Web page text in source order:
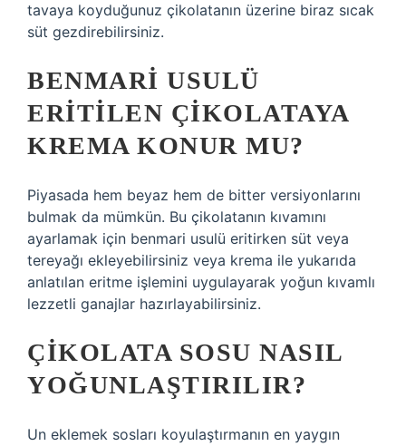
tavaya koyduğunuz çikolatanın üzerine biraz sıcak
süt gezdirebilirsiniz.
BENMARI USULÜ
ERITILEN ÇIKOLATAYA
KREMA KONUR MU?
Piyasada hem beyaz hem de bitter versiyonlarını
bulmak da mümkün. Bu çikolatanın kıvamını
ayarlamak için benmari usulü eritirken süt veya
tereyağı ekleyebilirsiniz veya krema ile yukarıda
anlatılan eritme işlemini uygulayarak yoğun kıvamlı
lezzetli ganajlar hazırlayabilirsiniz.
ÇIKOLATA SOSU NASIL
YOĞUNLAŞTIRILIR?
Un eklemek sosları koyulaştırmanın en yaygın